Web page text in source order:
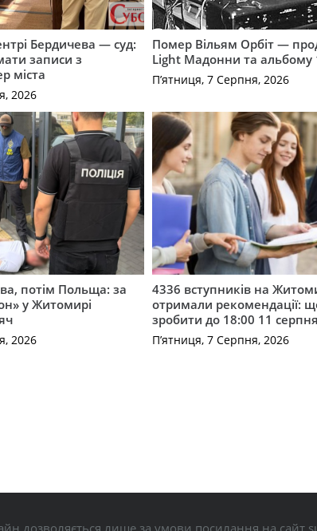
Бердичева — суд:
записи з
міста
2026
Помер Вільям Орбіт —
Light Мадонни та альбому
П’ятниця, 7 Серпня, 2026
потім Польща: за
у Житомирі
2026
4336 вступників на
отримали рекомендації:
зробити до 18:00 11 серпня
П’ятниця, 7 Серпня, 2026
дозволяється лише за умови посилання на сайт